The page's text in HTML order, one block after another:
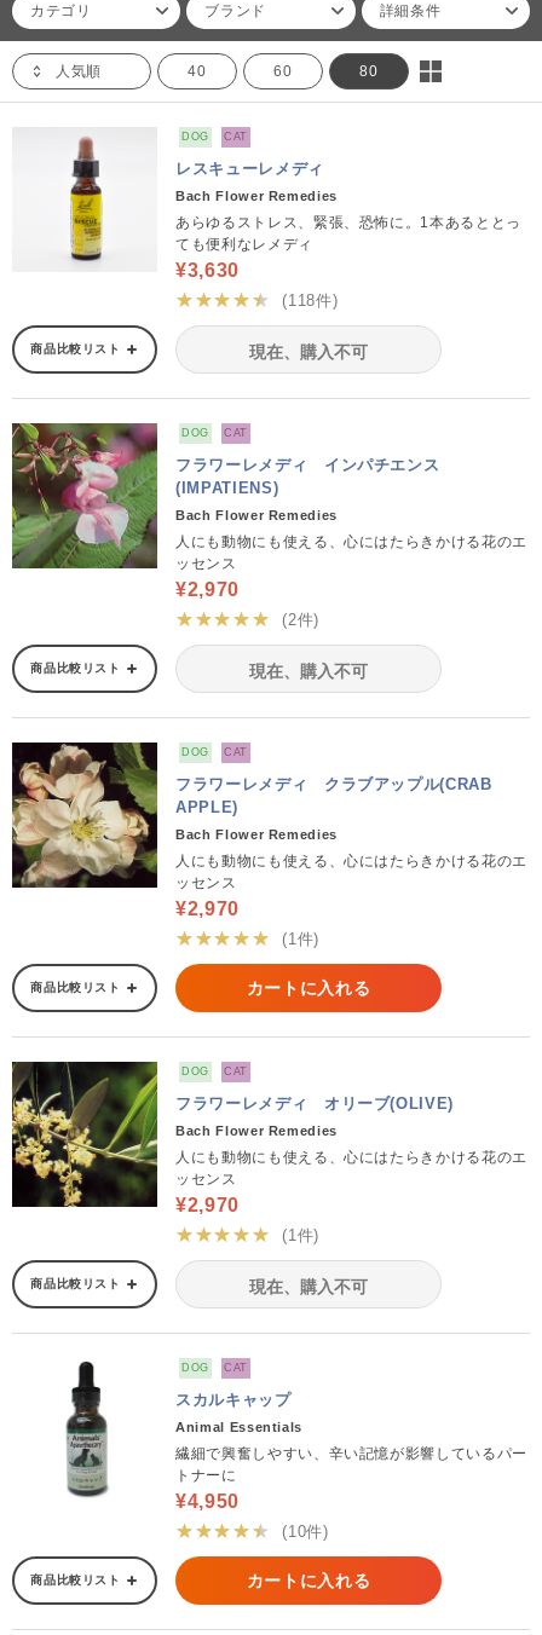
カテゴリ ブランド 詳細条件
人気順 40 60 80
DOG CAT
レスキューレメディ
Bach Flower Remedies
あらゆるストレス、緊張、恐怖に。1本あるととっ
ても便利なレメディ
¥3,630
★★★★★
(118件)
商品比較リスト 現在、購入不可
DOG CAT
フラワーレメディ インパチエンス
(IMPATIENS)
Bach Flower Remedies
人にも動物にも使える、心にはたらきかける花のエ
ッセンス
¥2,970
★★★★★
(2件)
商品比較リスト 現在、購入不可
DOG CAT
フラワーレメディ クラブアップル(CRAB
APPLE)
Bach Flower Remedies
人にも動物にも使える、心にはたらきかける花のエ
ッセンス
¥2,970
★★★★★
(1件)
商品比較リスト カートに入れる
DOG CAT
フラワーレメディ オリーブ(OLIVE)
Bach Flower Remedies
人にも動物にも使える、心にはたらきかける花のエ
ッセンス
¥2,970
★★★★★
(1件)
商品比較リスト 現在、購入不可
DOG CAT
スカルキャップ
Animal Essentials
繊細で興奮しやすい、辛い記憶が影響しているパー
トナーに
¥4,950
★★★★★
(10件)
商品比較リスト カートに入れる